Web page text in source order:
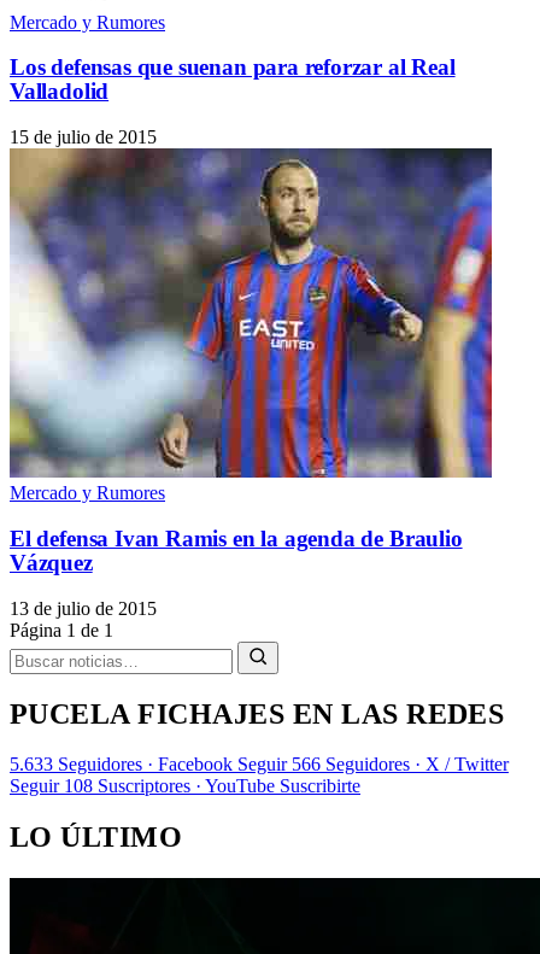
Mercado y Rumores
Los defensas que suenan para reforzar al Real
Valladolid
15 de julio de 2015
Mercado y Rumores
El defensa Ivan Ramis en la agenda de Braulio
Vázquez
13 de julio de 2015
Página 1 de 1
PUCELA FICHAJES EN LAS REDES
5.633 Seguidores · Facebook Seguir 566 Seguidores · X / Twitter
Seguir 108 Suscriptores · YouTube Suscribirte
LO ÚLTIMO